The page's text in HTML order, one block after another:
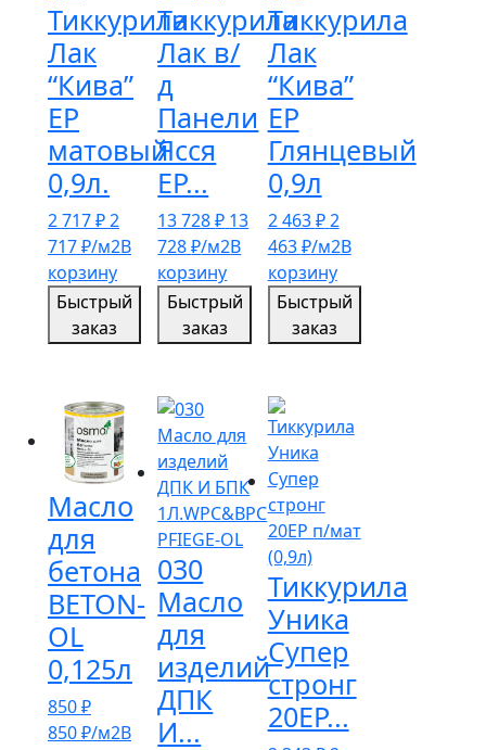
Тиккурила
Лак
“Кива”
ЕР
матовый
0,9л.
2 717₽2
717₽/м2В
корзину
Быстрый
заказ
Тиккурила
Лак в/
д
Панели
Ясся
ЕР...
13 728₽ 13
728₽/м2В
корзину
Быстрый
заказ
Тиккурила
Лак
“Кива”
ЕР
Глянцевый
0,9л
2 463₽2
463₽/м2В
корзину
Быстрый
заказ
Масло
для
бетона
BETON-
OL
0,125л
850₽
850₽/м2В
030
Масло
для
изделий
ДПК
И...
Тиккурила
Уника
Супер
стронг
20ЕР...